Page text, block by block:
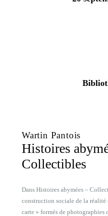
Wartin Pantois
Histoires
Collectibles
Dans Histoires abymées –
construction sociale de la réalité
carte » formés de photographies